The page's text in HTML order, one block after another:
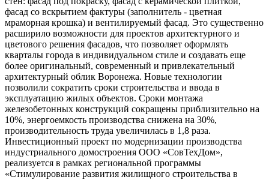
фасад со вскрытием фактуры (заполнитель - цветная
мраморная крошка) и вентилируемый фасад. Это существенно
расширило возможности для проектов архитектурного и
цветового решения фасадов, что позволяет оформлять
кварталы города в индивидуальном стиле и создавать еще
более оригинальный, современный и привлекательный
архитектурный облик Воронежа. Новые технологии
позволили сократить сроки строительства и ввода в
эксплуатацию жилых объектов. Сроки монтажа
железобетонных конструкций сокращены приблизительно на
10%, энергоемкость производства снижена на 30%,
производительность труда увеличилась в 1,8 раза.
Инвестиционный проект по модернизации производства
индустриального домостроения ООО «СовТехДом»,
реализуется в рамках региональной программы
«Стимулирование развития жилищного строительства в